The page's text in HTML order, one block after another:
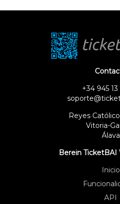
+34 945
Reyes
Vitoria-
Álava
Berein TicketBAI
Inicio
API